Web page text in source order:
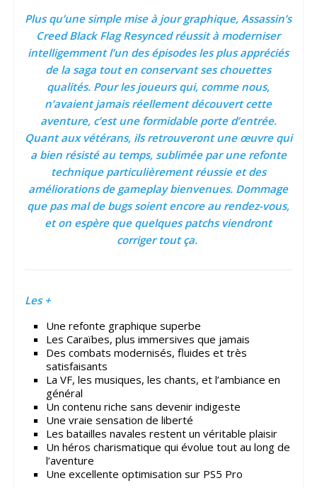
Plus qu’une simple mise à jour graphique, Assassin’s
Creed Black Flag Resynced réussit à moderniser
intelligemment l’un des épisodes les plus appréciés
de la saga tout en conservant ses chouettes
qualités. Pour les joueurs qui, comme nous,
n’avaient jamais réellement découvert cette
aventure, c’est une formidable porte d’entrée.
Quant aux vétérans, ils retrouveront une œuvre qui
a bien résisté au temps, sublimée par une refonte
technique particulièrement réussie et des
améliorations de gameplay bienvenues. Dommage
que pas mal de bugs soient encore au rendez-vous,
et on espère que quelques patchs viendront
corriger tout ça.
Les +
Une refonte graphique superbe
Les Caraïbes, plus immersives que jamais
Des combats modernisés, fluides et très
satisfaisants
La VF, les musiques, les chants, et l’ambiance en
général
Un contenu riche sans devenir indigeste
Une vraie sensation de liberté
Les batailles navales restent un véritable plaisir
Un héros charismatique qui évolue tout au long de
l’aventure
Une excellente optimisation sur PS5 Pro